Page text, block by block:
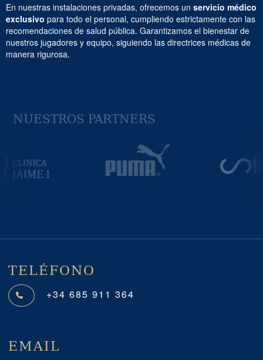
En nuestras instalaciones privadas, ofrecemos un servicio médico
exclusivo para todo el personal, cumpliendo estrictamente con las
recomendaciones de salud pública. Garantizamos el bienestar de
nuestros jugadores y equipo, siguiendo las directrices médicas de
manera rigurosa.
NUESTROS PARTNERS
TELÉFONO
+34 685 911 364
EMAIL